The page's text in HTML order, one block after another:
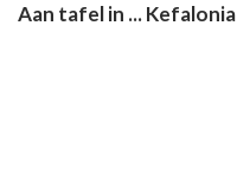
Aan tafel in ... Kefalonia